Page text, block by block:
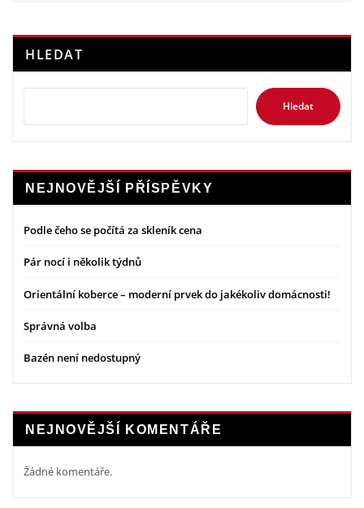
HLEDAT
Hledat
NEJNOVĚJŠÍ PŘÍSPĚVKY
Podle čeho se počítá za skleník cena
Pár nocí i několik týdnů
Orientální koberce – moderní prvek do jakékoliv domácnosti!
Správná volba
Bazén není nedostupný
NEJNOVĚJŠÍ KOMENTÁŘE
Žádné komentáře.